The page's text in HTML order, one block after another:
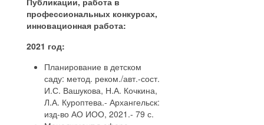
профессиональных конкурсах,
инновационная работа:
2021 год:
Планирование в детском
саду: метод. реком./авт.-сост.
И.С. Вашукова, Н.А. Кочкина,
Л.А. Куроптева.- Архангельск:
изд-во АО ИОО, 2021.- 79 с.